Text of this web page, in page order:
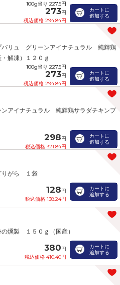
100g当り 227.5円
273円
税込価格 294.84円
カートに
追加する
バリュ グリーンアイナチュラル 純輝鶏
解凍）１２０ｇ
100g当り 227.5円
273円
税込価格 294.84円
カートに
追加する
ンアイナチュラル 純輝鶏サラダチキンプ
298円
税込価格 321.84円
カートに
追加する
りがら １袋
128円
税込価格 138.24円
カートに
追加する
燻製 １５０ｇ（国産）
380円
税込価格 410.40円
カートに
追加する